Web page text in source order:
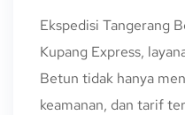
Ekspedisi Tangerang
Kupang Express,
Betun tidak hanya
keamanan, dan tarif